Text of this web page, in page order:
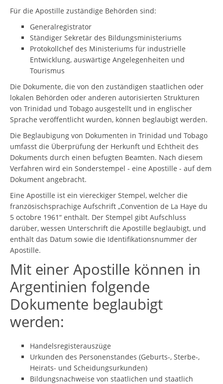
Für die Apostille zuständige Behörden sind:
Generalregistrator
Ständiger Sekretär des Bildungsministeriums
Protokollchef des Ministeriums für industrielle
Entwicklung, auswärtige Angelegenheiten und
Tourismus
Die Dokumente, die von den zuständigen staatlichen oder
lokalen Behörden oder anderen autorisierten Strukturen
von Trinidad und Tobago ausgestellt und in englischer
Sprache veröffentlicht wurden, können beglaubigt werden.
Die Beglaubigung von Dokumenten in Trinidad und Tobago
umfasst die Überprüfung der Herkunft und Echtheit des
Dokuments durch einen befugten Beamten. Nach diesem
Verfahren wird ein Sonderstempel - eine Apostille - auf dem
Dokument angebracht.
Eine Apostille ist ein viereckiger Stempel, welcher die
französischsprachige Aufschrift „Convention de La Haye du
5 octobre 1961“ enthält. Der Stempel gibt Aufschluss
darüber, wessen Unterschrift die Apostille beglaubigt, und
enthält das Datum sowie die Identifikationsnummer der
Apostille.
Mit einer Apostille können in
Argentinien folgende
Dokumente beglaubigt
werden:
Handelsregisterauszüge
Urkunden des Personenstandes (Geburts-, Sterbe-,
Heirats- und Scheidungsurkunden)
Bildungsnachweise von staatlichen und staatlich